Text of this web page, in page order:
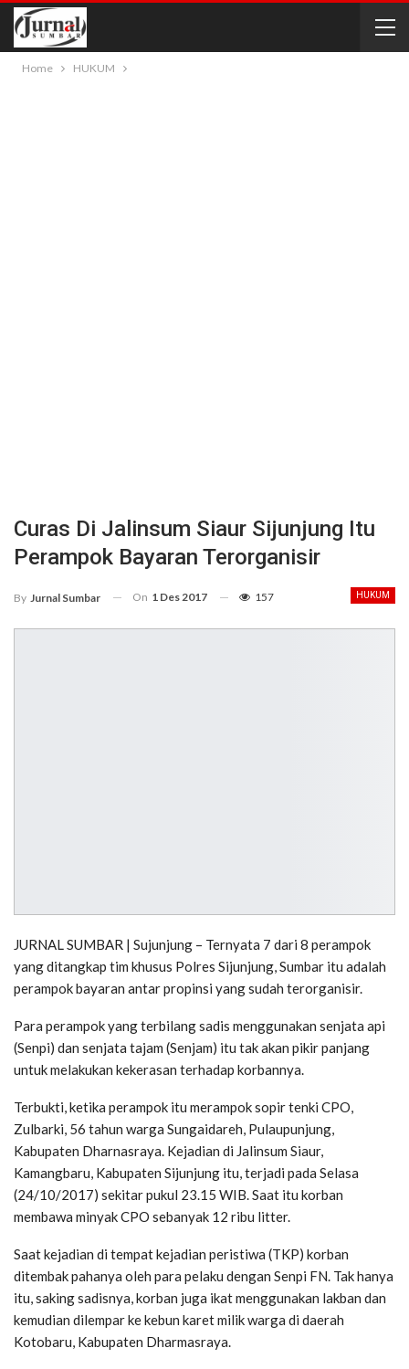
Home HUKUM
Curas Di Jalinsum Siaur Sijunjung Itu
Perampok Bayaran Terorganisir
HUKUM
By Jurnal Sumbar On 1 Des 2017 157
JURNAL SUMBAR | Sujunjung – Ternyata 7 dari 8 perampok
yang ditangkap tim khusus Polres Sijunjung, Sumbar itu adalah
perampok bayaran antar propinsi yang sudah terorganisir.
Para perampok yang terbilang sadis menggunakan senjata api
(Senpi) dan senjata tajam (Senjam) itu tak akan pikir panjang
untuk melakukan kekerasan terhadap korbannya.
Terbukti, ketika perampok itu merampok sopir tenki CPO,
Zulbarki, 56 tahun warga Sungaidareh, Pulaupunjung,
Kabupaten Dharnasraya. Kejadian di Jalinsum Siaur,
Kamangbaru, Kabupaten Sijunjung itu, terjadi pada Selasa
(24/10/2017) sekitar pukul 23.15 WIB. Saat itu korban
membawa minyak CPO sebanyak 12 ribu litter.
Saat kejadian di tempat kejadian peristiwa (TKP) korban
ditembak pahanya oleh para pelaku dengan Senpi FN. Tak hanya
itu, saking sadisnya, korban juga ikat menggunakan lakban dan
kemudian dilempar ke kebun karet milik warga di daerah
Kotobaru, Kabupaten Dharmasraya.